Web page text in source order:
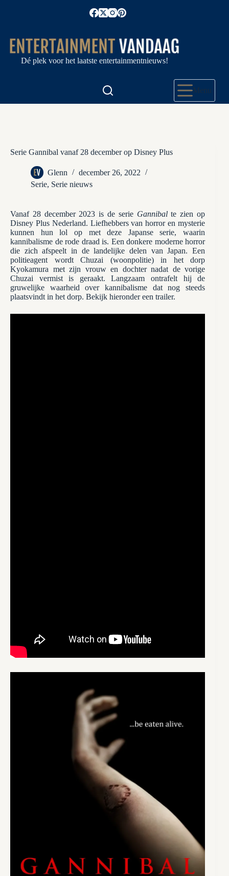
Dé plek voor het laatste entertainmentnieuws!
Menu
Serie Gannibal vanaf 28 december op Disney Plus
Glenn
december 26, 2022
Serie, Serie nieuws
Vanaf 28 december 2023 is de serie Gannibalte zien op
Disney Plus Nederland. Liefhebbers van horror en mysterie
kunnen hun lol op met deze Japanse serie, waarin
kannibalisme de rode draad is. Een donkere moderne horror
die zich afspeelt in de landelijke delen van Japan. Een
politieagent wordt Chuzai (woonpolitie) in het dorp
Kyokamura met zijn vrouw en dochter nadat de vorige
Chuzai vermist is geraakt. Langzaam ontrafelt hij de
gruwelijke waarheid over kannibalisme dat nog steeds
plaatsvindt in het dorp. Bekijk hieronder een trailer.